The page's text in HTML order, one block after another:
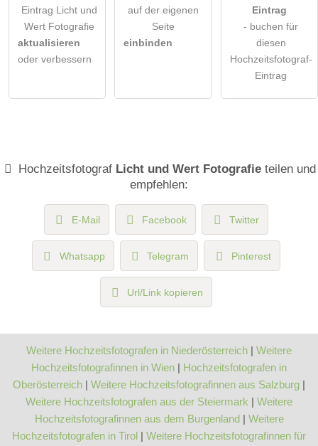
Eintrag Licht und
Wert Fotografie
aktualisieren
oder verbessern
auf der eigenen
Seite
einbinden
Eintrag
- buchen für
diesen
Hochzeitsfotograf-
Eintrag
Hochzeitsfotograf Licht und Wert Fotografieteilen und
empfehlen:
E-Mail Facebook Twitter
Whatsapp Telegram Pinterest
Url/Link kopieren
Weitere Hochzeitsfotografen in Niederösterreich | Weitere
Hochzeitsfotografinnen in Wien | Hochzeitsfotografen in
Oberösterreich | Weitere Hochzeitsfotografinnen aus Salzburg |
Weitere Hochzeitsfotografen aus der Steiermark | Weitere
Hochzeitsfotografinnen aus dem Burgenland| Weitere
Hochzeitsfotografen in Tirol | Weitere Hochzeitsfotografinnen für